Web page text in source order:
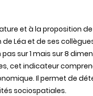
et à la proposition
Léa et de ses
sur 1 mais sur 8
cet indicateur
Il permet de
sociospatiales.